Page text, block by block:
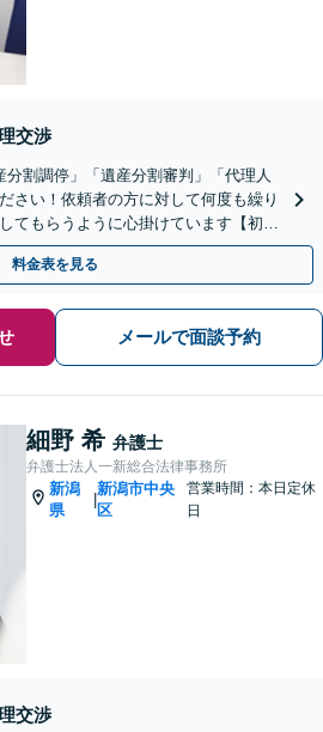
交渉
分割調停」「遺産分割審判」「代理人
さい！依頼者の方に対して何度も繰り
てもらうように心掛けています【初回
料金表を見る
メールで面談予約
細野 希 弁護士
弁護士法人一新総合法律事務所
新潟
県
|
新潟市中央
区
営業時間：本日定休
日
交渉